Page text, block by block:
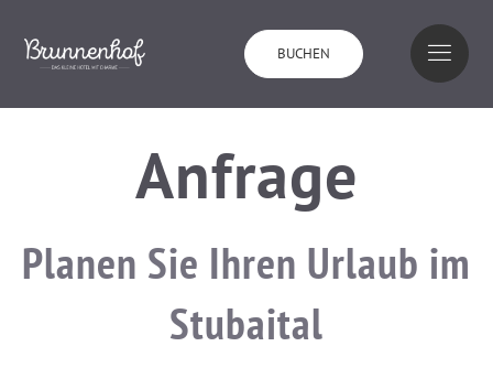
content
BUCHEN
Anfrage
Planen Sie Ihren Urlaub im
Stubaital